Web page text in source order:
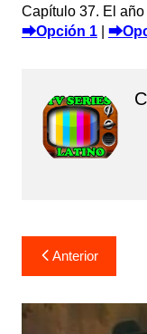
Capítulo 37. El
⮕Opción 1|
Navegación
de
entradas
Anterior